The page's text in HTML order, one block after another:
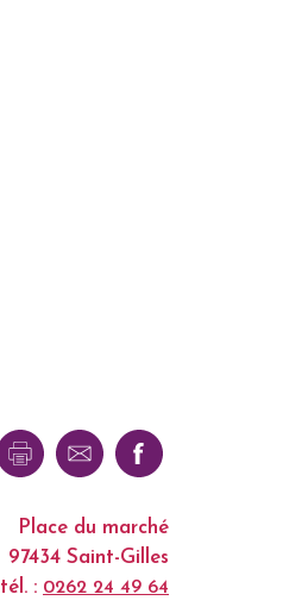
Place du marché
97434 Saint-Gilles
tél. : 0262 24 49 64